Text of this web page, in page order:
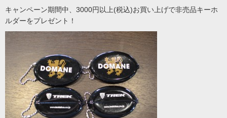
キャンペーン期間中、3000円以上(税込)お買い上げで非売品キーホ
ルダーをプレゼント！